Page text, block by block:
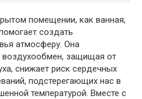
помещении, как ванная,
создать
атмосферу. Она
воздухообмен, защищая от
снижает риск сердечных
подстерегающих нас в
температурой. Вместе с